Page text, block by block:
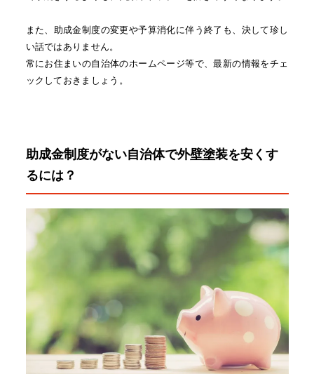
また、助成金制度の変更や予算消化に伴う終了も、決して珍し
い話ではありません。
常にお住まいの自治体のホームページ等で、最新の情報をチェ
ックしておきましょう。
助成金制度がない自治体で外壁塗装を安くす
るには？